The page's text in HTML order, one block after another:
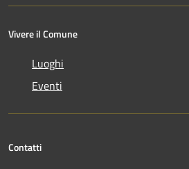
Vivere il Comune
Luoghi
Eventi
Contatti